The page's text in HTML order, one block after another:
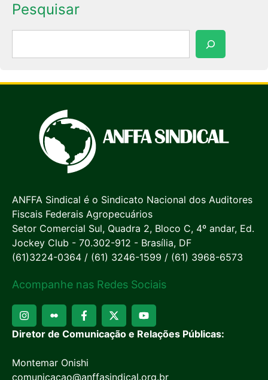
Pesquisar
ANFFA Sindical é o Sindicato Nacional dos Auditores
Fiscais Federais Agropecuários
Setor Comercial Sul, Quadra 2, Bloco C, 4º andar, Ed.
Jockey Club - 70.302-912 - Brasília, DF
(61)3224-0364 / (61) 3246-1599 / (61) 3968-6573
Acompanhe nas Redes Sociais
Diretor de Comunicação e Relações Públicas:
Montemar Onishi
comunicacao@anffasindical.org.br